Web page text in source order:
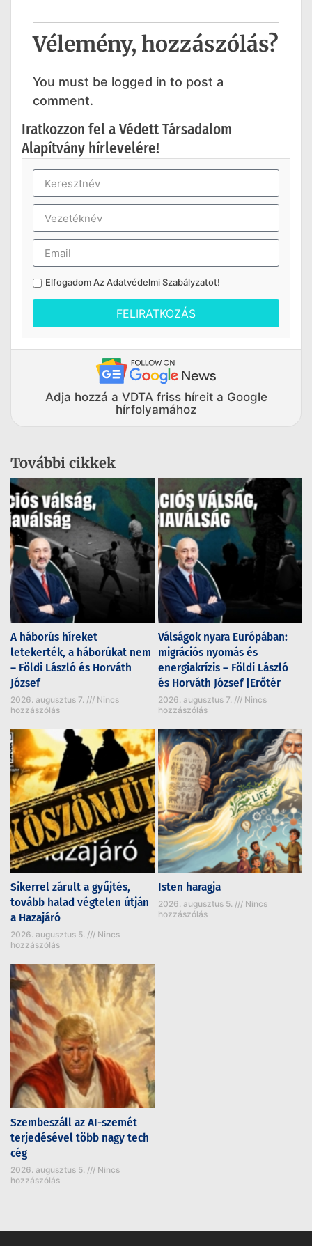
Vélemény, hozzászólás?
You must be logged in to post a
comment.
Iratkozzon fel a Védett Társadalom
Alapítvány hírlevelére!
Elfogadom AzAdatvédelmi Szabályzatot!
FELIRATKOZÁS
Adja hozzá a VDTA friss híreit a Google
hírfolyamához
További cikkek
A háborús híreket
letekerték, a háborúkat nem
– Földi László és Horváth
József
2026. augusztus 7.
Nincs
hozzászólás
Válságok nyara Európában:
migrációs nyomás és
energiakrízis – Földi László
és Horváth József |Erőtér
2026. augusztus 7.
Nincs
hozzászólás
Sikerrel zárult a gyűjtés,
tovább halad végtelen útján
a Hazajáró
2026. augusztus 5.
Nincs
hozzászólás
Isten haragja
2026. augusztus 5.
Nincs
hozzászólás
Szembeszáll az AI-szemét
terjedésével több nagy tech
cég
2026. augusztus 5.
Nincs
hozzászólás